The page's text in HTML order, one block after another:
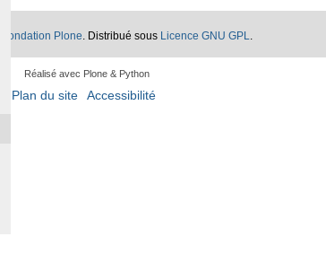
Fondation Plone. Distribué sous Licence GNU GPL.
Réalisé avec Plone & Python
Plan du site Accessibilité